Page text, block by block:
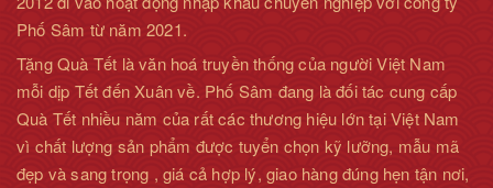
Phố Sâm từ năm 2021.
Tặng Quà Tết là văn hoá truyền thống của người Việt Nam
mỗi dịp Tết đến Xuân về. Phố Sâm đang là đối tác cung cấp
Quà Tết nhiều năm của rất các thương hiệu lớn tại Việt Nam
vì chất lượng sản phẩm được tuyển chọn kỹ lưỡng, mẫu mã
đẹp và sang trọng , giá cả hợp lý, giao hàng đúng hẹn tận nơi,